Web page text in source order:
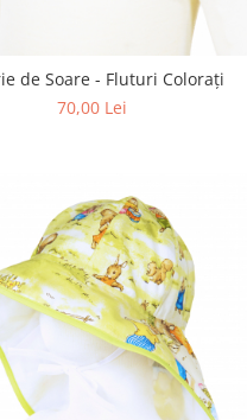
de Soare - Fluturi Colorați
70,00 Lei